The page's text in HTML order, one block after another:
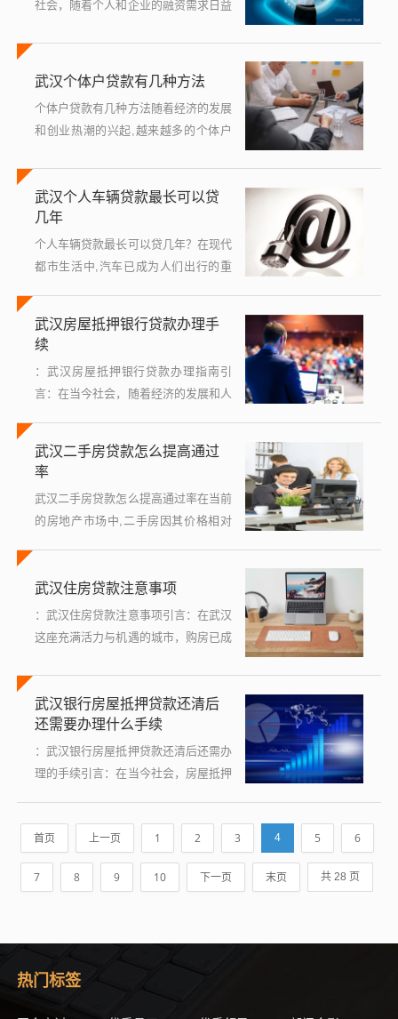
社会，随着个人和企业的融资需求日益
由于其房地产市场的活跃，房产抵押贷
武汉个体户贷款有几种方法
个体户贷款有几种方法随着经济的发展
和创业热潮的兴起,越来越多的个体户
径获得贷款，每种方法都有其特点和适
用...
武汉个人车辆贷款最长可以贷
几年
个人车辆贷款最长可以贷几年？在现代
都市生活中,汽车已成为人们出行的重
车成为不少人的明智之选，武汉作为中
部...
武汉房屋抵押银行贷款办理手
续
：武汉房屋抵押银行贷款办理指南引
言：在当今社会，随着经济的发展和人
资方式，因其低利率、高额度等优
势，...
武汉二手房贷款怎么提高通过
率
武汉二手房贷款怎么提高通过率在当前
的房地产市场中,二手房因其价格相对
杂的法律和金融问题，许多购房者在申
请...
武汉住房贷款注意事项
：武汉住房贷款注意事项引言：在武汉
这座充满活力与机遇的城市，购房已成
境的变化，购房者在申请住房贷款时
需...
武汉银行房屋抵押贷款还清后
还需要办理什么手续
：武汉银行房屋抵押贷款还清后还需办
理的手续引言：在当今社会，房屋抵押
后，许多人可能不清楚还需要进行哪...
首页 上一页 1 2 3 4 5 6
7 8 9 10 下一页 末页 共 28 页
热门标签